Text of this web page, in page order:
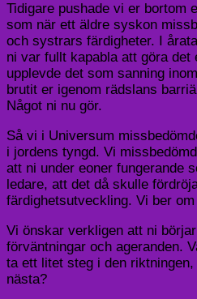
Tidigare pushade vi er bortom
som när ett äldre syskon
och systrars färdigheter. I
ni var fullt kapabla att göra det
upplevde det som sanning
brutit er igenom rädslans
Något ni nu gör.
Så vi i Universum
i jordens tyngd. Vi
att ni under eoner fungerande
ledare, att det då skulle
färdighetsutveckling. Vi ber
Vi önskar verkligen att ni
förväntningar och ageranden.
ta ett litet steg i den
nästa?